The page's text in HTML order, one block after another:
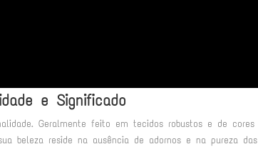
e Significado
Geralmente feito em tecidos robustos e de cores
beleza reside na ausência de adornos e na pureza das